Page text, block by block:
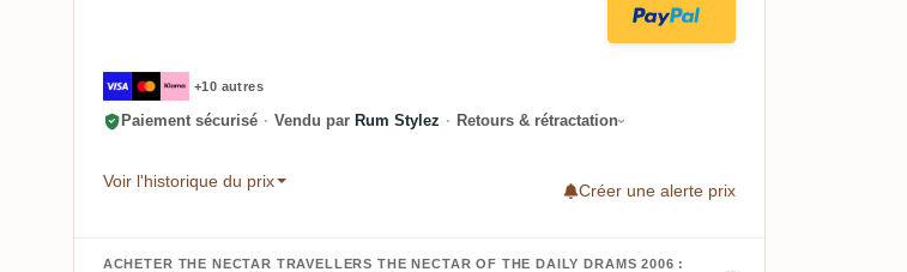
+10 autres
Paiement sécurisé · Vendu par Rum Stylez · Retours & rétractation
Voir l'historique du prix
Créer une alerte prix
ACHETER THE NECTAR TRAVELLERS THE NECTAR OF THE DAILY DRAMS 2006 :